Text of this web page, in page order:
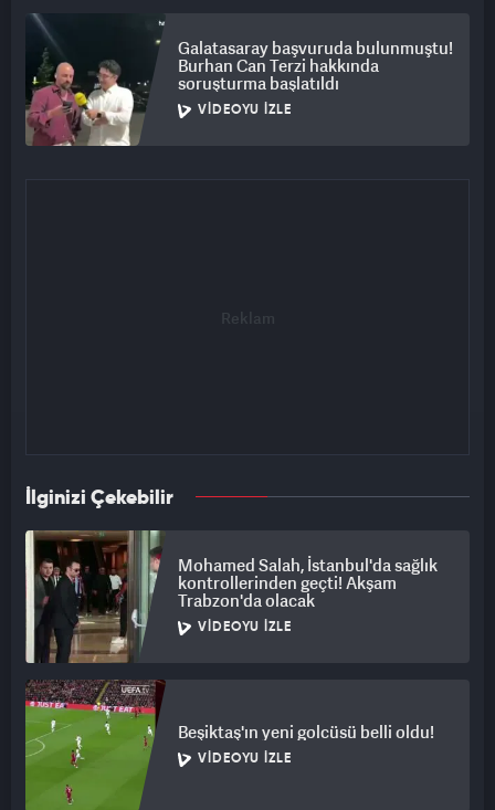
Galatasaray başvuruda bulunmuştu!
Burhan Can Terzi hakkında
soruşturma başlatıldı
VIDEOYU İZLE
İlginizi Çekebilir
Mohamed Salah, İstanbul'da sağlık
kontrollerinden geçti! Akşam
Trabzon'da olacak
VIDEOYU İZLE
Beşiktaş'ın yeni golcüsü belli oldu!
VIDEOYU İZLE